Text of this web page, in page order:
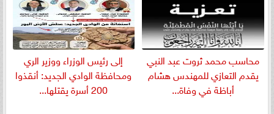
​محاسب محمد ثروت عبد النبي
يقدم التعازي للمهندس هشام
أباظة في وفاة...
إلى رئيس الوزراء ووزير الري
ومحافظة الوادي الجديد: أنقذوا
200 أسرة يقتلها...